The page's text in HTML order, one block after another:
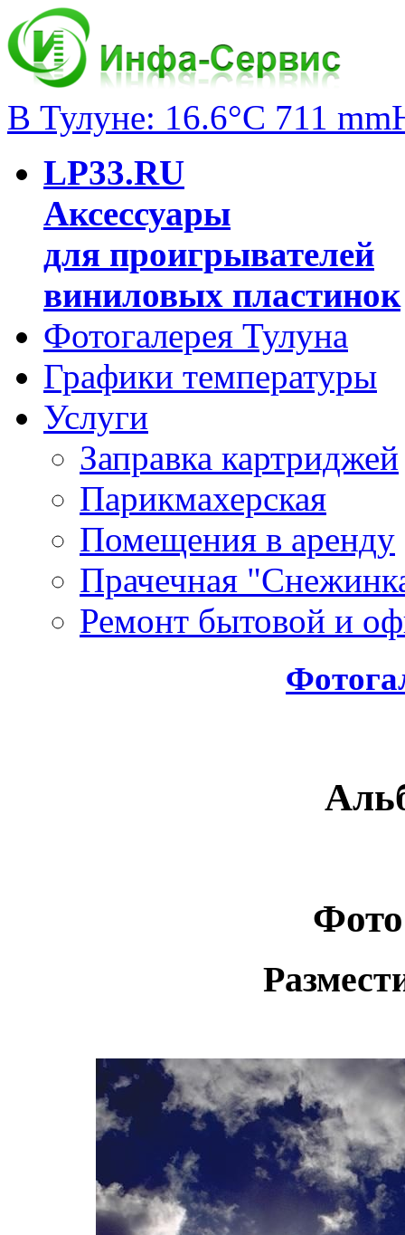
В Тулуне: 16.6°C 711
LP33.RU
Аксессуары
для проигрывателей
виниловых пластинок
Фотогалерея Тулуна
Графики температуры
Услуги
Заправка картриджей
Парикмахерская
Помещения в аренду
Прачечная
Ремонт бытовой и